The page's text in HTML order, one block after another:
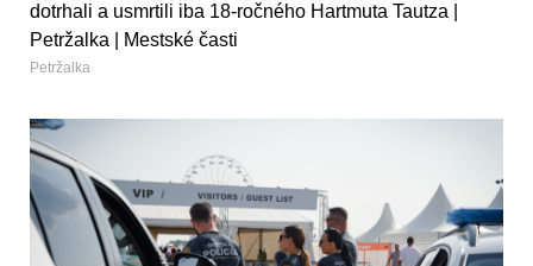
dotrhali a usmrtili iba 18-ročného Hartmuta Tautza |
Petržalka | Mestské časti
Petržalka